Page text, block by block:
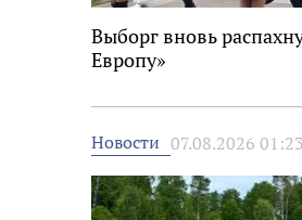
Выборг вновь
Европу»
Новости 07.08.2026 01:23